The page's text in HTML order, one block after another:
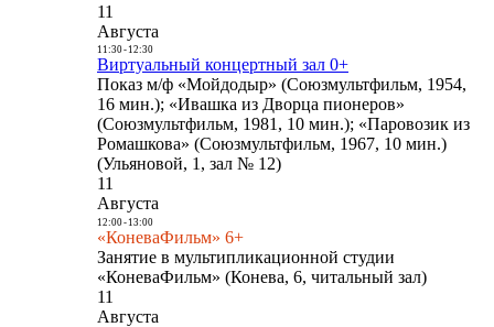
11
Августа
11:30- 12:30
Виртуальный концертный зал 0+
Показ м/ф «Мойдодыр» (Союзмультфильм, 1954,
16 мин.); «Ивашка из Дворца пионеров»
(Союзмультфильм, 1981, 10 мин.); «Паровозик из
Ромашкова» (Союзмультфильм, 1967, 10 мин.)
(Ульяновой, 1, зал № 12)
11
Августа
12:00- 13:00
«КоневаФильм» 6+
Занятие в мультипликационной студии
«КоневаФильм» (Конева, 6, читальный зал)
11
Августа